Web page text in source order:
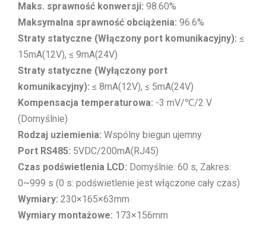
Maks. sprawność konwersji: 98.60%
Maksymalna sprawność obciążenia: 96.6%
Straty statyczne (Włączony port komunikacyjny): ≤
15mA(12V), ≤ 9mA(24V)
Straty statyczne (Wyłączony port
komunikacyjny): ≤ 8mA(12V), ≤ 5mA(24V)
Kompensacja temperaturowa: -3 mV/℃/2 V
(Domyślnie)
Rodzaj uziemienia: Wspólny biegun ujemny
Port RS485: 5VDC/200mA(RJ45)
Czas podświetlenia LCD: Domyślnie: 60 s, Zakres:
0~999 s (0 s: podświetlenie jest włączone cały czas)
Wymiary: 230×165×63mm
Wymiary montażowe: 173×156mm